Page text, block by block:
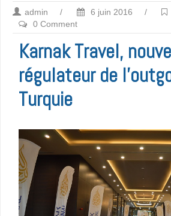
admin / 6 juin 2016 /
0 Comment
Karnak Travel,
régulateur de
Turquie